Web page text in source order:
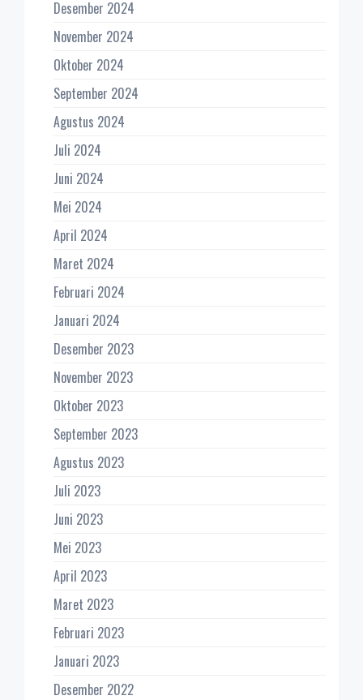
Desember 2024
November 2024
Oktober 2024
September 2024
Agustus 2024
Juli 2024
Juni 2024
Mei 2024
April 2024
Maret 2024
Februari 2024
Januari 2024
Desember 2023
November 2023
Oktober 2023
September 2023
Agustus 2023
Juli 2023
Juni 2023
Mei 2023
April 2023
Maret 2023
Februari 2023
Januari 2023
Desember 2022